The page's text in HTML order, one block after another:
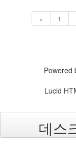
« 1
2006
Powered
Lucid
데스